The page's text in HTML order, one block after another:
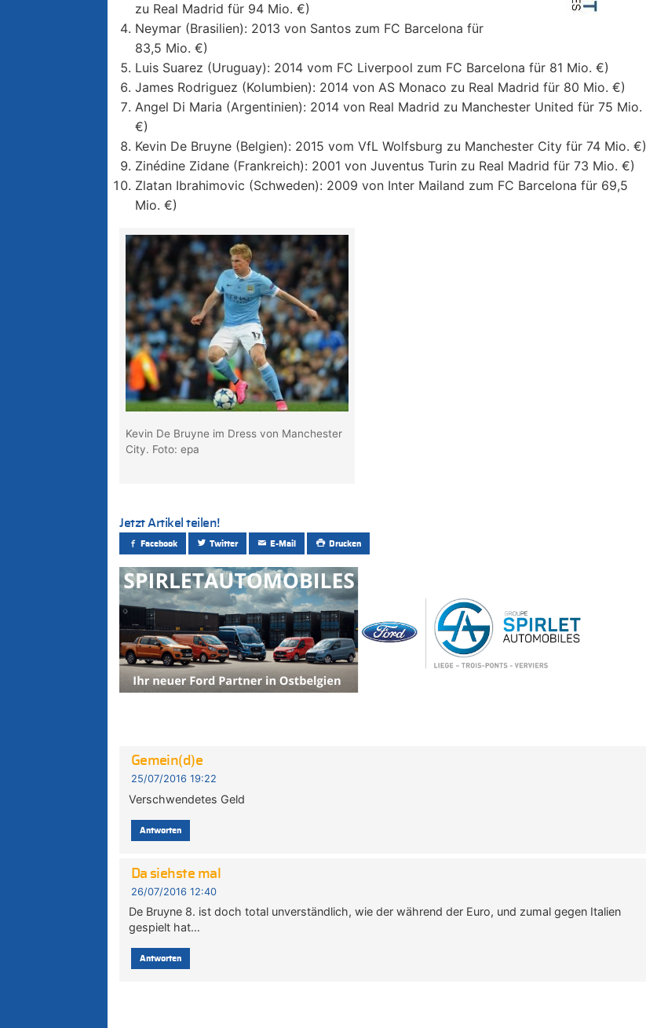
zu Real Madrid für 94 Mio. €)
Neymar (Brasilien): 2013 von Santos zum FC Barcelona für
83,5 Mio. €)
Luis Suarez (Uruguay): 2014 vom FC Liverpool zum FC Barcelona für 81 Mio. €)
James Rodriguez (Kolumbien): 2014 von AS Monaco zu Real Madrid für 80 Mio. €)
Angel Di Maria (Argentinien): 2014 von Real Madrid zu Manchester United für 75 Mio.
€)
Kevin De Bruyne (Belgien): 2015 vom VfL Wolfsburg zu Manchester City für 74 Mio. €)
Zinédine Zidane (Frankreich): 2001 von Juventus Turin zu Real Madrid für 73 Mio. €)
Zlatan Ibrahimovic (Schweden): 2009 von Inter Mailand zum FC Barcelona für 69,5
Mio. €)
Kevin De Bruyne im Dress von Manchester
City. Foto: epa
Jetzt Artikel teilen!
Facebook Twitter E-Mail Drucken
Gemein(d)e
25/07/2016 19:22
Verschwendetes Geld
Antworten
Da siehste mal
26/07/2016 12:40
De Bruyne 8. ist doch total unverständlich, wie der während der Euro, und zumal gegen Italien
gespielt hat…
Antworten